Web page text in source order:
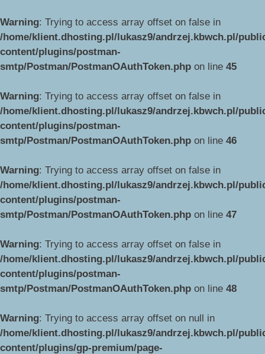
Warning: Trying to access array offset on false in
/home/klient.dhosting.pl/lukasz9/andrzej.kbwch.pl/
content/plugins/postman-
smtp/Postman/PostmanOAuthToken.php on line 45
Warning: Trying to access array offset on false in
/home/klient.dhosting.pl/lukasz9/andrzej.kbwch.pl/
content/plugins/postman-
smtp/Postman/PostmanOAuthToken.php on line 46
Warning: Trying to access array offset on false in
/home/klient.dhosting.pl/lukasz9/andrzej.kbwch.pl/
content/plugins/postman-
smtp/Postman/PostmanOAuthToken.php on line 47
Warning: Trying to access array offset on false in
/home/klient.dhosting.pl/lukasz9/andrzej.kbwch.pl/
content/plugins/postman-
smtp/Postman/PostmanOAuthToken.php on line 48
Warning: Trying to access array offset on null in
/home/klient.dhosting.pl/lukasz9/andrzej.kbwch.pl/
content/plugins/gp-premium/page-